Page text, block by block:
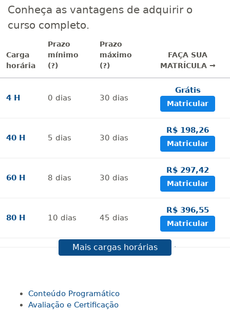
Conheça as vantagens de adquirir o
curso completo.
Carga
horária
Prazo
mínimo
(?)
Prazo
máximo
(?)
FAÇA SUA
MATRÍCULA →
4 H 0 dias 30 dias
Grátis
Matricular
40 H 5 dias 30 dias
R$ 198,26
Matricular
60 H 8 dias 30 dias
R$ 297,42
Matricular
80 H 10 dias 45 dias
R$ 396,55
Matricular
dias 45dias
R$ 495,69
120 H 15dias 60dias
Mais cargas horárias
Conteúdo Programático
Avaliação e Certificação